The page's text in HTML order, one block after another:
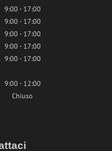
9:00 - 17:00
9:00 - 17:00
9:00 - 17:00
9:00 - 17:00
9:00 - 17:00
9:00 - 12:00
Chiuso